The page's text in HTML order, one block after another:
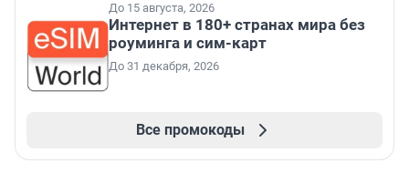
До 15 августа, 2026
Интернет в 180+ странах мира без
роуминга и сим-карт
До 31 декабря, 2026
Все промокоды